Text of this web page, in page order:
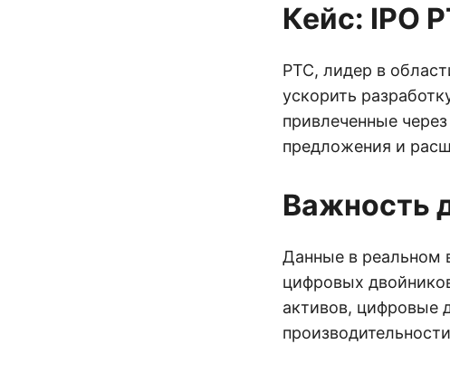
Кейс: IPO
PTC, лидер в
ускорить
привлеченные
предложения и
Важность
Данные в реальном
цифровых
активов, цифровые